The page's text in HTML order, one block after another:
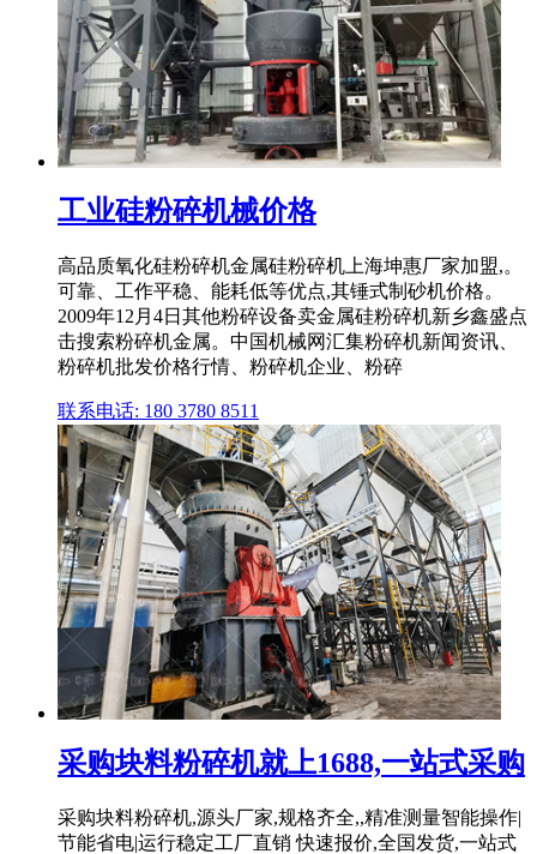
工业硅粉碎机械价格
高品质氧化硅粉碎机金属硅粉碎机上海坤惠厂家加盟,。
可靠、工作平稳、能耗低等优点,其锤式制砂机价格。
2009年12月4日其他粉碎设备卖金属硅粉碎机新乡鑫盛点
击搜索粉碎机金属。中国机械网汇集粉碎机新闻资讯、
粉碎机批发价格行情、粉碎机企业、粉碎
联系电话: 180 3780 8511
采购块料粉碎机就上1688,一站式采购
采购块料粉碎机,源头厂家,规格齐全,,精准测量智能操作|
节能省电|运行稳定工厂直销 快速报价,全国发货,一站式